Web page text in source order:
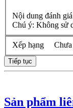
Nội dung đánh giá
Chú ý: Không sử
Xếp hạng Chưa
Tiếp tục
Sản phẩm